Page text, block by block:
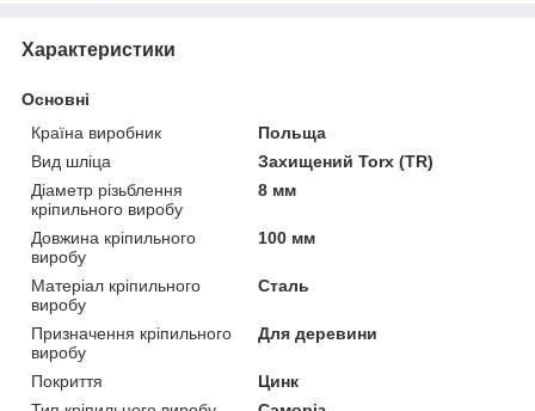
Характеристики
Основні
Країна виробник
Польща
Вид шліца
Захищений Torx (TR)
Діаметр різьблення
кріпильного виробу
8 мм
Довжина кріпильного
виробу
100 мм
Матеріал кріпильного
виробу
Сталь
Призначення кріпильного
виробу
Для деревини
Покриття
Цинк